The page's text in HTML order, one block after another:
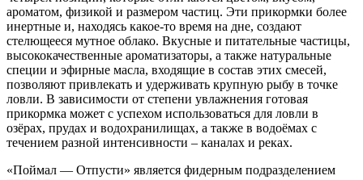
ароматом, физикой и размером частиц. Эти прикормки более
инертные и, находясь какое-то время на дне, создают
стелющееся мутное облако. Вкусные и питательные частицы,
высококачественные ароматизаторы, а также натуральные
специи и эфирные масла, входящие в состав этих смесей,
позволяют привлекать и удерживать крупную рыбу в точке
ловли. В зависимости от степени увлажнения готовая
прикормка может с успехом использоваться для ловли в
озёрах, прудах и водохранилищах, а также в водоёмах с
течением разной интенсивности – каналах и реках.
«Поймал — Отпусти» является фидерным подразделением